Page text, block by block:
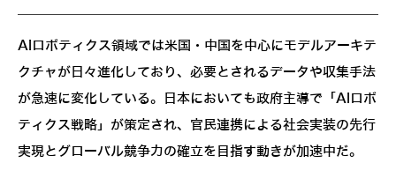
AIロボティクス領域では米国・中国を中心にモデルアーキテ
クチャが日々進化しており、必要とされるデータや収集手法
が急速に変化している。日本においても政府主導で「AIロボ
ティクス戦略」が策定され、官民連携による社会実装の先行
実現とグローバル競争力の確立を目指す動きが加速中だ。